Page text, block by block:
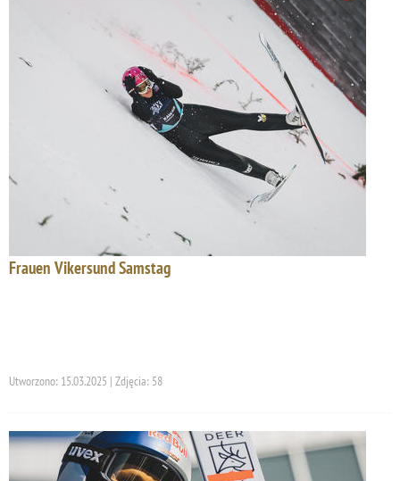
Frauen Vikersund Samstag
Utworzono: 15.03.2025 | Zdjęcia: 58